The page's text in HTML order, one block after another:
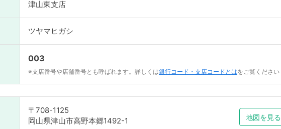
津山東支店
ツヤマヒガシ
003
※支店番号や店舗番号とも呼ばれます。詳しくは銀行コード・支店コードとはをご覧ください
〒708-1125
岡山県津山市高野本郷1492-1
地図を見る